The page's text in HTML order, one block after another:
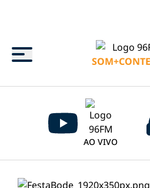
Menu
AO VIVO